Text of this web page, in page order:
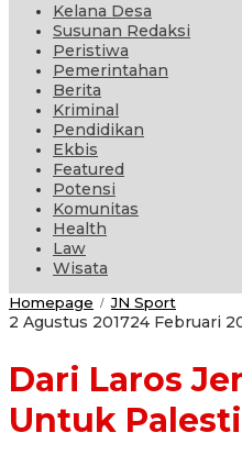
Kelana Desa
Susunan Redaksi
Peristiwa
Pemerintahan
Berita
Kriminal
Pendidikan
Ekbis
Featured
Potensi
Komunitas
Health
Law
Wisata
Homepage / JN Sport
Laros
Palestina
2 Agustus 201724 Februari
Dari Laros
Untuk